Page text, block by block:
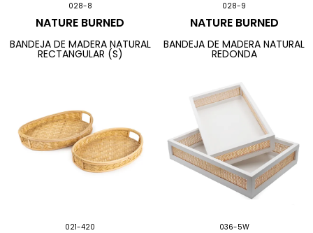
028-8
NATURE BURNED
BANDEJA DE MADERA NATURAL
RECTANGULAR (S)
028-9
NATURE BURNED
BANDEJA DE MADERA NATURAL
REDONDA
021-420 036-5W